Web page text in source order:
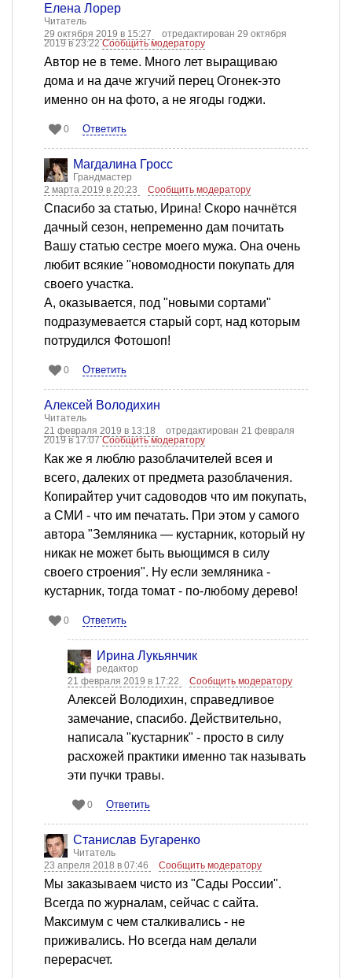
Елена Лорер
Читатель
29 октября 2019 в 15:27
отредактирован 29 октября
2019 в 23:22Сообщить модератору
Автор не в теме. Много лет выращиваю
дома и на даче жгучий перец Огонек-это
именно он на фото, а не ягоды годжи.
0 Ответить
Магдалина Гросс
Грандмастер
2 марта 2019 в 20:23
Сообщить модератору
Спасибо за статью, Ирина! Скоро начнётся
дачный сезон, непременно дам почитать
Вашу статью сестре моего мужа. Она очень
любит всякие "новомодности покупать для
своего участка.
А, оказывается, под "новыми сортами"
подразумевается старый сорт, над которым
потрудился Фотошоп!
0 Ответить
Алексей Володихин
Читатель
21 февраля 2019 в 13:18
отредактирован 21 февраля
2019 в 17:07Сообщить модератору
Как же я люблю разоблачителей всея и
всего, далеких от предмета разоблачения.
Копирайтер учит садоводов что им покупать,
а СМИ - что им печатать. При этом у самого
автора "Земляника — кустарник, который ну
никак не может быть вьющимся в силу
своего строения". Ну если земляника -
кустарник, тогда томат - по-любому дерево!
0 Ответить
Ирина Лукьянчик
редактор
21 февраля 2019 в 17:22
Сообщить модератору
Алексей Володихин, справедливое
замечание, спасибо. Действительно,
написала "кустарник" - просто в силу
расхожей практики именно так называть
эти пучки травы.
0 Ответить
Станислав Бугаренко
Читатель
23 апреля 2018 в 07:46
Сообщить модератору
Мы заказываем чисто из "Сады России".
Всегда по журналам, сейчас с сайта.
Максимум с чем сталкивались - не
приживались. Но всегда нам делали
перерасчет.